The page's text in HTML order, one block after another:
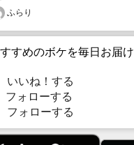
ふらり
すめのボケを毎日お届け
いいね！する
ォローする
フォローする